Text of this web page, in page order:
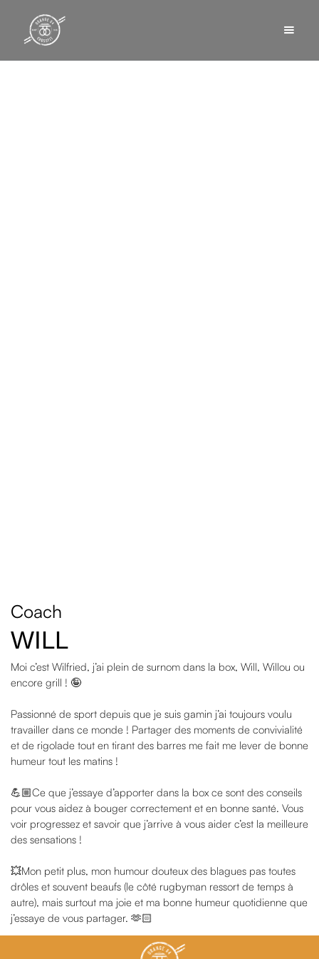
Coach
WILL
Moi c’est Wilfried, j’ai plein de surnom dans la box, Will, Willou ou
encore grill ! 🤪
Passionné de sport depuis que je suis gamin j’ai toujours voulu
travailler dans ce monde ! Partager des moments de convivialité
et de rigolade tout en tirant des barres me fait me lever de bonne
humeur tout les matins !
💪🏼Ce que j’essaye d’apporter dans la box ce sont des conseils
pour vous aidez à bouger correctement et en bonne santé. Vous
voir progressez et savoir que j’arrive à vous aider c’est la meilleure
des sensations !
💥Mon petit plus, mon humour douteux des blagues pas toutes
drôles et souvent beaufs (le côté rugbyman ressort de temps à
autre), mais surtout ma joie et ma bonne humeur quotidienne que
j’essaye de vous partager. 🫶🏻